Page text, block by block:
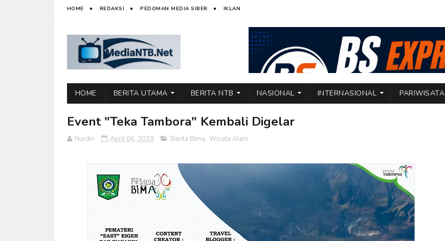
HOME REDAKSI PEDOMAN MEDIA SIBER IKLAN
HOME BERITA UTAMA BERITA NTB NASIONAL INTERNASIONAL PARIWISATA
Event "Teka Tambora" Kembali Digelar
Nurdin April 06, 2019 Berita Bima, Wisata Alam